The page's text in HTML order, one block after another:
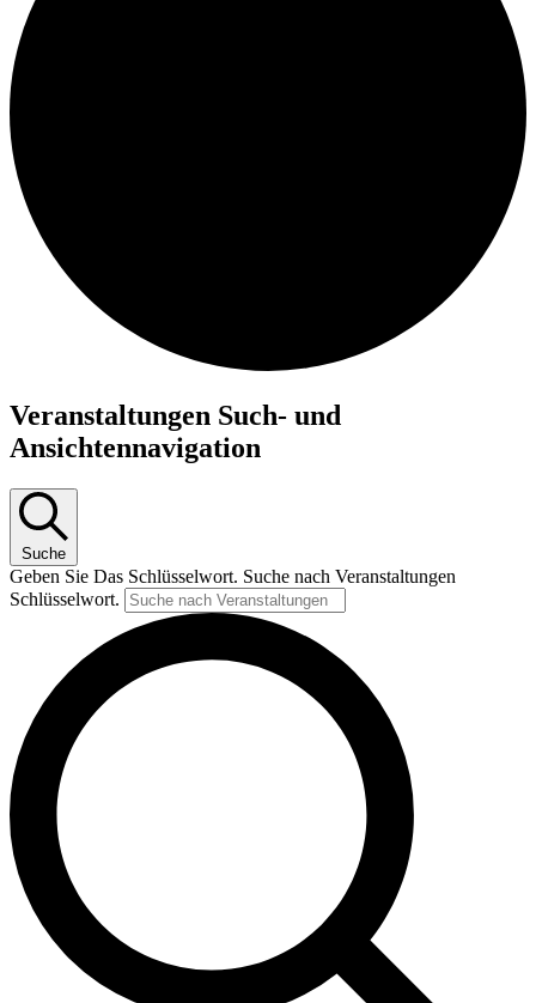
Veranstaltungen Such- und
Ansichtennavigation
Suche
Geben Sie Das Schlüsselwort. Suche nach Veranstaltungen
Schlüsselwort.